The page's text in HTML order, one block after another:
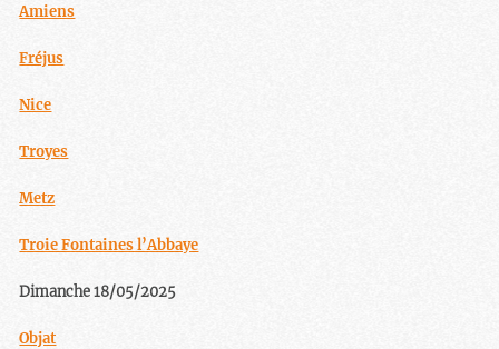
Amiens
Fréjus
Nice
Troyes
Metz
Troie Fontaines l’Abbaye
Dimanche 18/05/2025
Objat